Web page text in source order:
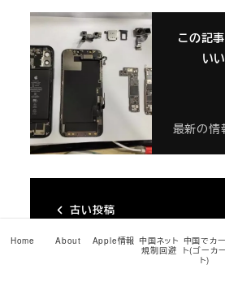
この記
い
最新の情
古い投稿
Apple、iOS 14.1/
Home About Apple情報 中国ネット
規制回避
中国でカー
ト(ゴーカー
ト)